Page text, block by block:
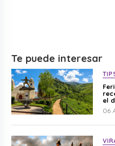
Te puede interesar
el
06